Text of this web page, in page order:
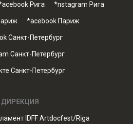
Рига *nstagram Рига
*acebook Париж
Санкт-Петербург
Санкт-Петербург
Санкт-Петербург
ДИРЕКЦИЯ
IDFF Artdocfest/Riga